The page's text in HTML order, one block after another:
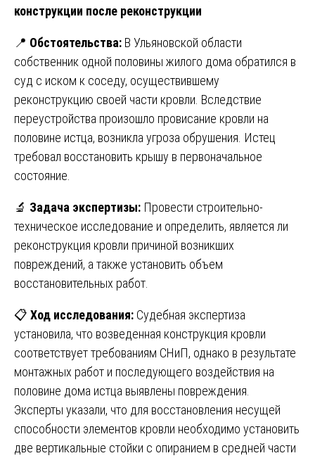
конструкции после реконструкции
📍 Обстоятельства: В Ульяновской области
собственник одной половины жилого дома обратился в
суд с иском к соседу, осуществившему
реконструкцию своей части кровли. Вследствие
переустройства произошло провисание кровли на
половине истца, возникла угроза обрушения. Истец
требовал восстановить крышу в первоначальное
состояние.
🔬 Задача экспертизы: Провести строительно-
техническое исследование и определить, является ли
реконструкция кровли причиной возникших
повреждений, а также установить объем
восстановительных работ.
📋 Ход исследования: Судебная экспертиза
установила, что возведенная конструкция кровли
соответствует требованиям СНиП, однако в результате
монтажных работ и последующего воздействия на
половине дома истца выявлены повреждения.
Эксперты указали, что для восстановления несущей
способности элементов кровли необходимо установить
две вертикальные стойки с опиранием в средней части